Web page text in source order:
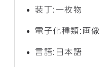
装丁:一枚物
電子化種類:画像
言語:日本語